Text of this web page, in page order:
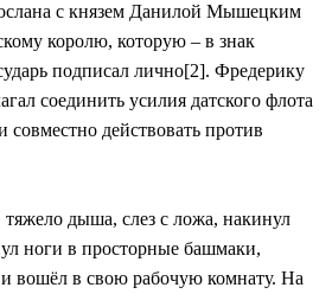
с князем Данилой Мышецким
королю, которую – в знак
подписал лично[2]. Фредерику
соединить усилия датского флота
действовать против
дыша, слез с ложа, накинул
ноги в просторные башмаки,
вошёл в свою рабочую комнату. На